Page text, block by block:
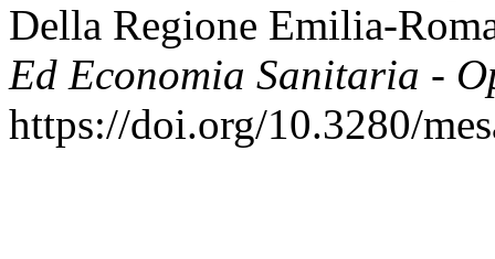
Della Regione Emilia-
Ed Economia Sanitaria -
https://doi.org/10.3280/